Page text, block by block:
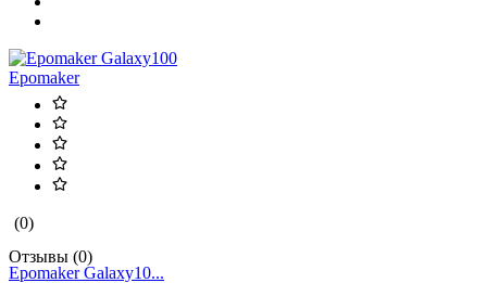
Epomaker
(0)
Отзывы (0)
Epomaker Galaxy10...